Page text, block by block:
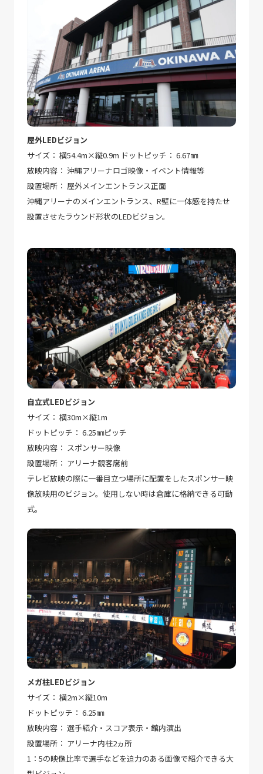
屋外LEDビジョン
サイズ： 横54.4m×縦0.9m ドットピッチ： 6.67㎜
放映内容： 沖縄アリーナロゴ映像・イベント情報等
設置場所： 屋外メインエントランス正面
沖縄アリーナのメインエントランス、R壁に一体感を持たせ
設置させたラウンド形状のLEDビジョン。
自立式LEDビジョン
サイズ： 横30m×縦1m
ドットピッチ： 6.25㎜ピッチ
放映内容： スポンサー映像
設置場所： アリーナ観客席前
テレビ放映の際に一番目立つ場所に配置をしたスポンサー映
像放映用のビジョン。使用しない時は倉庫に格納できる可動
式。
メガ柱LEDビジョン
サイズ： 横2m×縦10m
ドットピッチ： 6.25㎜
放映内容： 選手紹介・スコア表示・館内演出
設置場所： アリーナ内柱2ヵ所
1：5の映像比率で選手などを迫力のある画像で紹介できる大